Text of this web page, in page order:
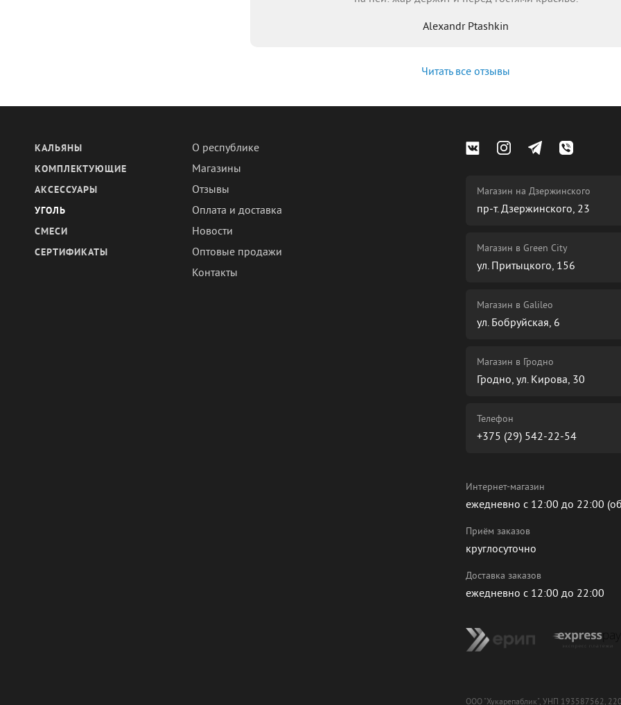
Alexandr Ptashkin
Читать все отзывы
КАЛЬЯНЫ
КОМПЛЕКТУЮЩИЕ
АКСЕССУАРЫ
УГОЛЬ
СМЕСИ
СЕРТИФИКАТЫ
О республике
Магазины
Отзывы
Оплата и доставка
Новости
Оптовые продажи
Контакты
Магазин на Дзержинского
пр-т. Дзержинского, 23
Магазин в Green City
ул. Притыцкого, 156
Магазин в Galileo
ул. Бобруйская, 6
Магазин в Гродно
Гродно, ул. Кирова, 30
Телефон
+375 (29) 542-22-54
Интернет-магазин
ежедневно с 12:00 до 22:00
Приём заказов
круглосуточно
Доставка заказов
ежедневно с 12:00 до 22:00
ООО "Хукарепаблик", УНП 193587562,